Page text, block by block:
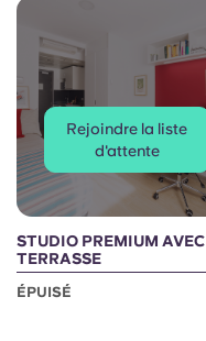
Rejoindre la liste
d'attente
STUDIO PREMIUM AVEC
TERRASSE
ÉPUISÉ